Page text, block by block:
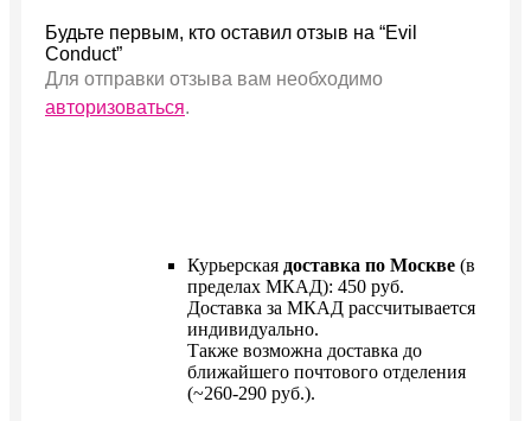
Будьте первым, кто оставил отзыв на “Evil
Conduct”
Для отправки отзыва вам необходимо
авторизоваться.
Курьерская доставка по Москве (в
пределах МКАД): 450 руб.
Доставка за МКАД рассчитывается
индивидуально.
Также возможна доставка до
ближайшего почтового отделения
(~260-290 руб.).